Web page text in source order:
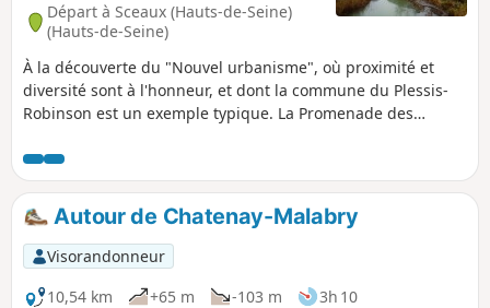
Départ à Sceaux (Hauts-de-Seine)
(Hauts-de-Seine)
À la découverte du "Nouvel urbanisme", où proximité et
diversité sont à l'honneur, et dont la commune du Plessis-
Robinson est un exemple typique. La Promenade des
et les quatre parcs boisés traversés apportent une
indéniable touche de verdure à ce parcours urbain.
Autour de Chatenay-Malabry
Visorandonneur
10,54 km
+65 m -103 m
3h 10